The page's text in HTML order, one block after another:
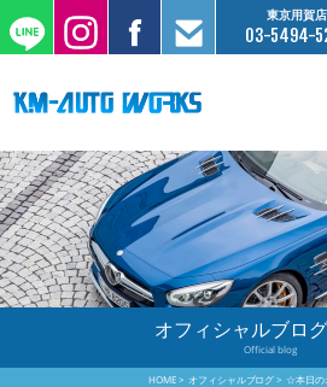
東京用賀店
03-5494-
在庫情報
オーダー販売
工場サービス
保証について
オフィシャルブロ
Official blog
HOME オフィシャルブログ ☆本日の